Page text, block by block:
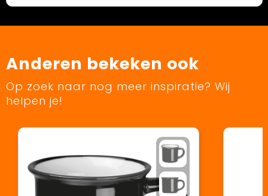
Anderen bekeken ook
Op zoek naar nog meer inspiratie? Wij
helpen je!